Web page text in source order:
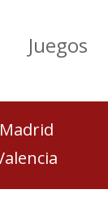
Juegos
Madrid